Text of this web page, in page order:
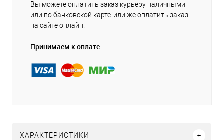
Вы можете оплатить заказ курьеру наличными
или по банковской карте, или же оплатить заказ
на сайте онлайн.
Принимаем к оплате
ХАРАКТЕРИСТИКИ